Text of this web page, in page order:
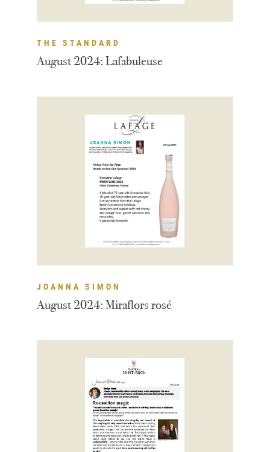
August 2024: Lafabuleuse
THE STANDARD
August 2024: Miraflors rosé
JOANNA SIMON